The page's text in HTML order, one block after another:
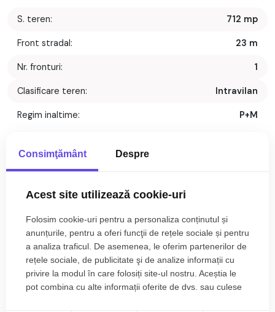
S. teren: 712 mp
Front stradal: 23 m
Nr. fronturi: 1
Clasificare teren: Intravilan
Regim inaltime: P+M
Descriere
intr-o zona exclusivista si aerisita a localitatii Cisnadioara,
doresc o locuinta independenta, intr-un cadru natural
nepoluat, cu panorama verde.
Caracteristici principale:
Suprafata: 712 mp (teren drept)
Deschidere: Front stradal de 23 m la drum public cu latime de
Consimţământ Despre
Acest site utilizează cookie-uri
Folosim cookie-uri pentru a personaliza conținutul și
anunțurile, pentru a oferi funcţii de rețele sociale și pentru
a analiza traficul. De asemenea, le oferim partenerilor de
rețele sociale, de publicitate şi de analize informații cu
privire la modul în care folosiți site-ul nostru. Aceștia le
pot combina cu alte informații oferite de dvs. sau culese